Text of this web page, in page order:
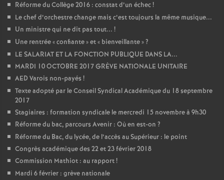
Réforme du Collège 2016 : constat d’un échec!
Le chef d’orchestre change mais c’est toujours la même musique...
Un ministre qui ne dit pas tout... !
Une rentrée «confiante» et « bienveillante»?
LE SALARIAT ET LA FONCTION PUBLIQUE DANS LA...
MARDI 10 OCTOBRE 2017 GRÈVE NATIONALE UNITAIRE
AED Varois non-payés !
Texte adopté par le Conseil Syndical Académique du 18 septembre
2017
Stagiaires : formation syndicale le mercredi 15 novembre à 9h30
Réforme du bac, parcours Avenir : Où en est-on ?
Réforme du Bac, du lycée, de l’accès au Supérieur : le point
Congrès académique des 22 et 23 février 2018
Commission Mathiot : au rapport!
Mardi 6 février : grève nationale